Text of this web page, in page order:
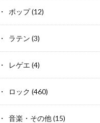
ポップ(12)
ラテン (3)
レゲエ (4)
ロック (460)
音楽・その他(15)